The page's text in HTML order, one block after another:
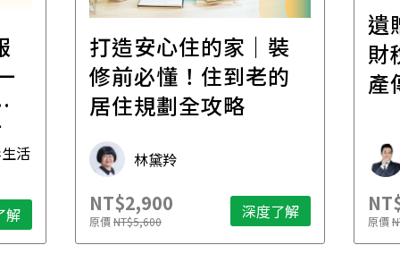
活
解
打造安心住的家｜裝
修前必懂！住到老的
居住規劃全攻略
林黛羚
NT$2,900
原價NT$5,600 深度了解
遺
財
產
原價